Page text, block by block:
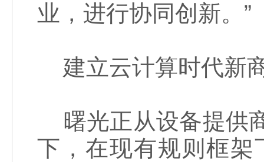
业，进行协同创新。”
建立云计算时代新
曙光正从设备提供
下，在现有规则框架